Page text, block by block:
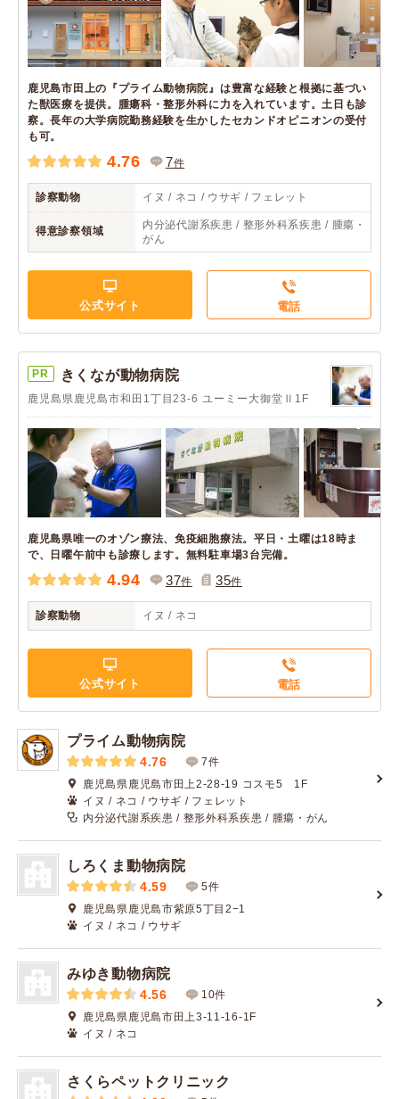
鹿児島市田上の『プライム動物病院』は豊富な経験と根拠に基づい
た獣医療を提供。腫瘍科・整形外科に力を入れています。土日も診
察。長年の大学病院勤務経験を生かしたセカンドオピニオンの受付
も可。
4.76 7件
診察動物 イヌ / ネコ / ウサギ / フェレット
得意診察領域
内分泌代謝系疾患 / 整形外科系疾患 / 腫瘍・
がん
公式サイト 電話
PR きくなが動物病院
鹿児島県鹿児島市和田1丁目23-6 ユーミー大御堂Ⅱ1F
鹿児島県唯一のオゾン療法、免疫細胞療法。平日・土曜は18時ま
で、日曜午前中も診療します。無料駐車場3台完備。
4.94 37件 35件
診察動物 イヌ / ネコ
公式サイト 電話
プライム動物病院
4.76
7件
鹿児島県鹿児島市田上2-28-19 コスモ5 1F
イヌ / ネコ / ウサギ / フェレット
内分泌代謝系疾患 / 整形外科系疾患 / 腫瘍・がん
しろくま動物病院
4.59
5件
鹿児島県鹿児島市紫原5丁目2−1
イヌ / ネコ / ウサギ
みゆき動物病院
4.56
10件
鹿児島県鹿児島市田上3-11-16-1F
イヌ / ネコ
さくらペットクリニック